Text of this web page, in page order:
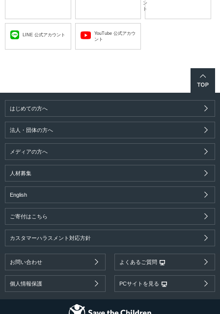
ン
ト
LINE 公式アカウント
YouTube 公式アカウ
ント
はじめての方へ
法人・団体の方へ
メディアの方へ
人材募集
English
ご寄付はこちら
カスタマーハラスメント対応方針
お問い合わせ よくあるご質問
個人情報保護 PCサイトを見る